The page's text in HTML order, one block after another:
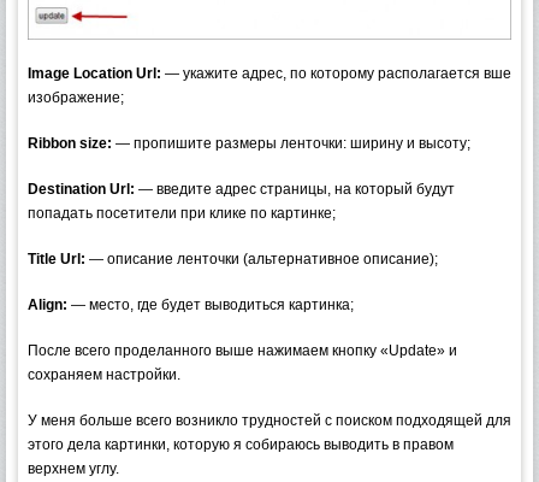
Image Location Url: — укажите адрес, по которому располагается вше
изображение;
Ribbon size: — пропишите размеры ленточки: ширину и высоту;
Destination Url: — введите адрес страницы, на который будут
попадать посетители при клике по картинке;
Title Url: — описание ленточки (альтернативное описание);
Align: — место, где будет выводиться картинка;
После всего проделанного выше нажимаем кнопку «Update» и
сохраняем настройки.
У меня больше всего возникло трудностей с поиском подходящей для
этого дела картинки, которую я собираюсь выводить в правом
верхнем углу.